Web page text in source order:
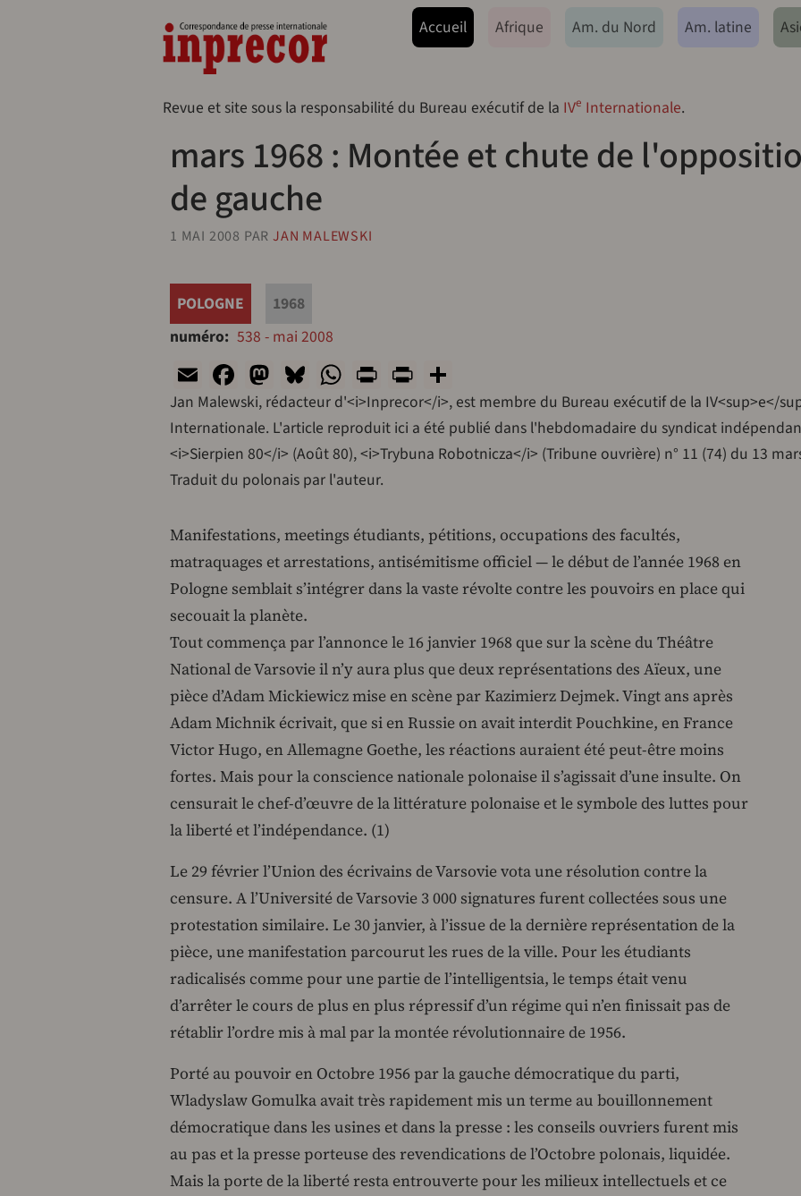
Navegação principal
Accueil Afrique Am. du Nord Am. latine
Revue et site sous la responsabilité du Bureau exécutif de la IVe Internationale.
mars 1968 : Montée et chute de
de gauche
1 MAI 2008 PAR JAN MALEWSKI
POLOGNE
1968
numéro 538 - mai 2008
EmailFacebook
Mastodon
Bluesky
WhatsApp
PrintPrintFriendly
Jan Malewski, rédacteur d'<i>Inprecor</i>, est membre du Bureau exécutif de la IV<sup>e</
Internationale. L'article reproduit ici a été publié dans l'hebdomadaire du syndicat
<i>Sierpien 80</i> (Août 80), <i>Trybuna Robotnicza</i> (Tribune ouvrière) n° 11 (74) du 13
Traduit du polonais par l'auteur.
Manifestations, meetings étudiants, pétitions, occupations des facultés,
matraquages et arrestations, antisémitisme officiel — le début de l’année 1968 en
Pologne semblait s’intégrer dans la vaste révolte contre les pouvoirs en place qui
secouait la planète.
Tout commença par l’annonce le 16 janvier 1968 que sur la scène du Théâtre
National de Varsovie il n’y aura plus que deux représentations des Aïeux, une
pièce d’Adam Mickiewicz mise en scène par Kazimierz Dejmek. Vingt ans après
Adam Michnik écrivait, que si en Russie on avait interdit Pouchkine, en France
Victor Hugo, en Allemagne Goethe, les réactions auraient été peut-être moins
fortes. Mais pour la conscience nationale polonaise il s’agissait d’une insulte. On
censurait le chef-d’œuvre de la littérature polonaise et le symbole des luttes pour
la liberté et l’indépendance. (1)
Le 29 février l’Union des écrivains de Varsovie vota une résolution contre la
censure. A l’Université de Varsovie 3 000 signatures furent collectées sous une
protestation similaire. Le 30 janvier, à l’issue de la dernière représentation de la
pièce, une manifestation parcourut les rues de la ville. Pour les étudiants
radicalisés comme pour une partie de l’intelligentsia, le temps était venu
d’arrêter le cours de plus en plus répressif d’un régime qui n’en finissait pas de
rétablir l’ordre mis à mal par la montée révolutionnaire de 1956.
Porté au pouvoir en Octobre 1956 par la gauche démocratique du parti,
Wladyslaw Gomulka avait très rapidement mis un terme au bouillonnement
démocratique dans les usines et dans la presse : les conseils ouvriers furent mis
au pas et la presse porteuse des revendications de l’Octobre polonais, liquidée.
Mais la porte de la liberté resta entrouverte pour les milieux intellectuels et ce